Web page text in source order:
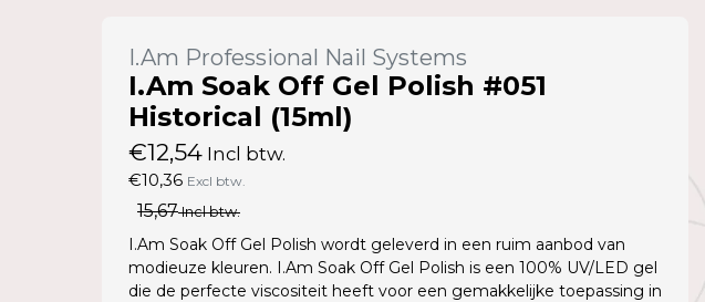
I.Am Professional Nail Systems
I.Am Soak Off Gel Polish #051
Historical (15ml)
€12,54 Incl btw.
€10,36 Excl btw.
15,67Incl btw.
I.Am Soak Off Gel Polish wordt geleverd in een ruim aanbod van
modieuze kleuren. I.Am Soak Off Gel Polish is een 100% UV/LED gel
die de perfecte viscositeit heeft voor een gemakkelijke toepassing in